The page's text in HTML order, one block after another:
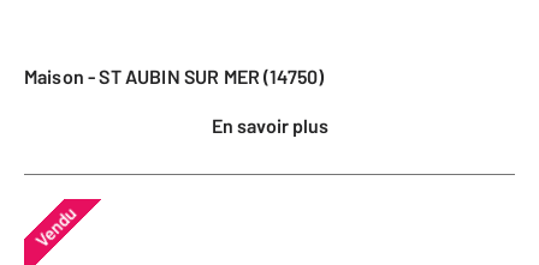
Maison - ST AUBIN SUR MER (14750)
En savoir plus
Vendu